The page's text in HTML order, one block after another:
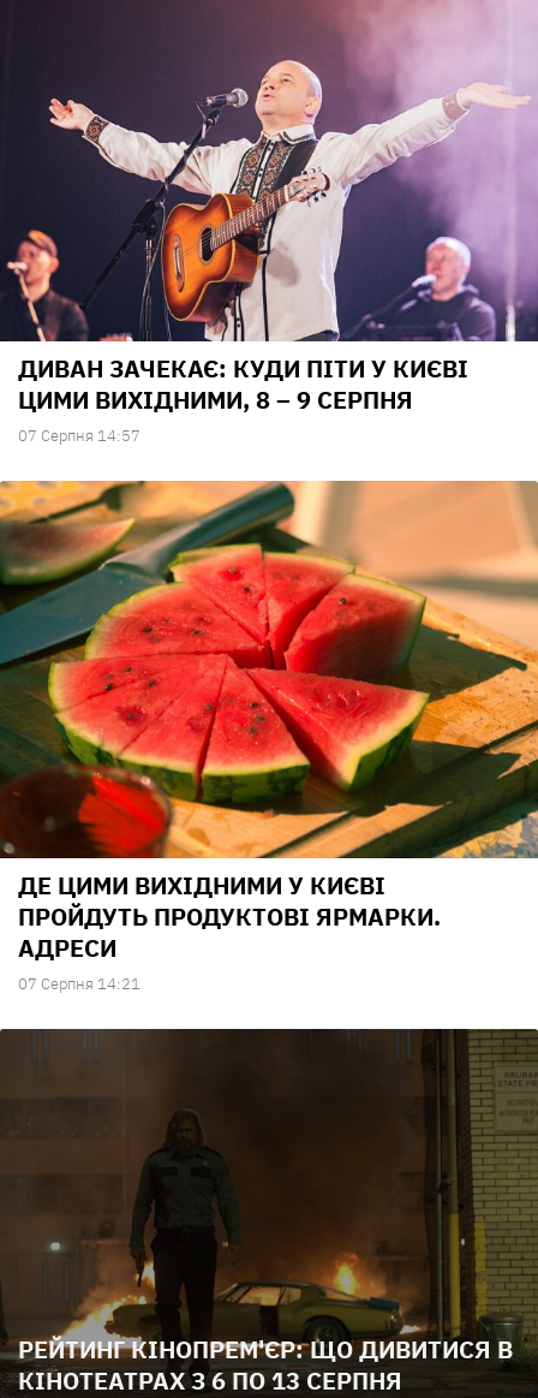
ДИВАН ЗАЧЕКАЄ: КУДИ ПІТИ У КИЄВІ
ЦИМИ ВИХІДНИМИ, 8 – 9 СЕРПНЯ
07 Серпня 14:57
ДЕ ЦИМИ ВИХІДНИМИ У КИЄВІ
ПРОЙДУТЬ ПРОДУКТОВІ ЯРМАРКИ.
АДРЕСИ
07 Серпня 14:21
РЕЙТИНГ КІНОПРЕМ'ЄР: ЩО ДИВИТИСЯ В
КІНОТЕАТРАХ З 6 ПО 13 СЕРПНЯ